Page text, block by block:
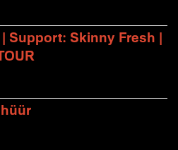
Support: Skinny Fresh |